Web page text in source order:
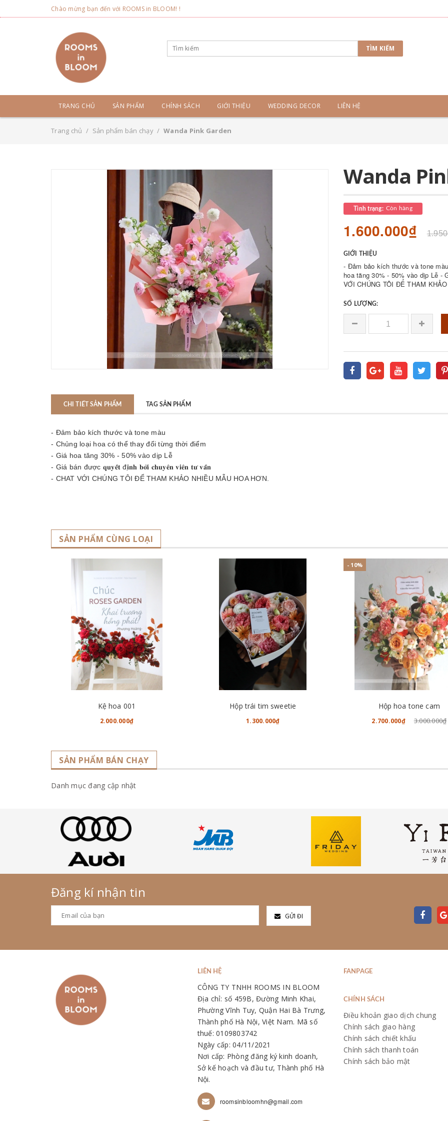
Chào mừng bạn đến với ROOMS in BLOOM! !
TÌM KIẾM
TRANG CHỦ SẢN PHẨM CHÍNH SÁCH GIỚI THIỆU WEDDING DECOR LIÊN HỆ
Trang chủ / Sản phẩm bán chạy / Wanda Pink Garden
Wanda
Tình trạng: Còn hàng
1.600.000₫
GIỚI THIỆU
- Đảm bảo kích thước và tone
hoa tăng 30% - 50% vào dịp Lễ -
VỚI CHÚNG TÔI ĐỂ THAM
SỐ LƯỢNG:
CHI TIẾT SẢN PHẨM TAG SẢN PHẨM
- Đảm bảo kích thước và tone màu
- Chủng loại hoa có thể thay đổi từng thời điểm
- Giá hoa tăng 30% - 50% vào dịp Lễ
- Giá bán được 𝐪𝐮𝐲𝐞̂́𝐭 đ𝐢̣𝐧𝐡 𝐛𝐨̛̉𝐢 𝐜𝐡𝐮𝐲𝐞̂𝐧 𝐯𝐢𝐞̂𝐧 𝐭𝐮̛ 𝐯𝐚̂́𝐧
- CHAT VỚI CHÚNG TÔI ĐỂ THAM KHẢO NHIỀU MẪU HOA HƠN.
SẢN PHẨM CÙNG LOẠI
Kệ hoa 001
2.000.000₫
Hộp trái tim sweetie
1.300.000₫
- 10%
Hộp hoa tone cam
2.700.000₫ 3.000.000₫
SẢN PHẨM BÁN CHẠY
Danh mục đang cập nhật
Đăng kí nhận tin
GỬI ĐI
LIÊN HỆ
CÔNG TY TNHH ROOMS IN BLOOM
Địa chỉ: số 459B, Đường Minh Khai,
Phường Vĩnh Tuy, Quận Hai Bà Trưng,
Thành phố Hà Nội, Việt Nam. Mã số
thuế: 0109803742
Ngày cấp: 04/11/2021
Nơi cấp: Phòng đăng ký kinh doanh,
Sở kế hoạch và đầu tư, Thành phố Hà
Nội.
roomsinbloomhn@gmail.com
FANPAGE
CHÍNH SÁCH
Điều khoản giao dịch chung
Chính sách giao hàng
Chính sách chiết khấu
Chính sách thanh toán
Chính sách bảo mật